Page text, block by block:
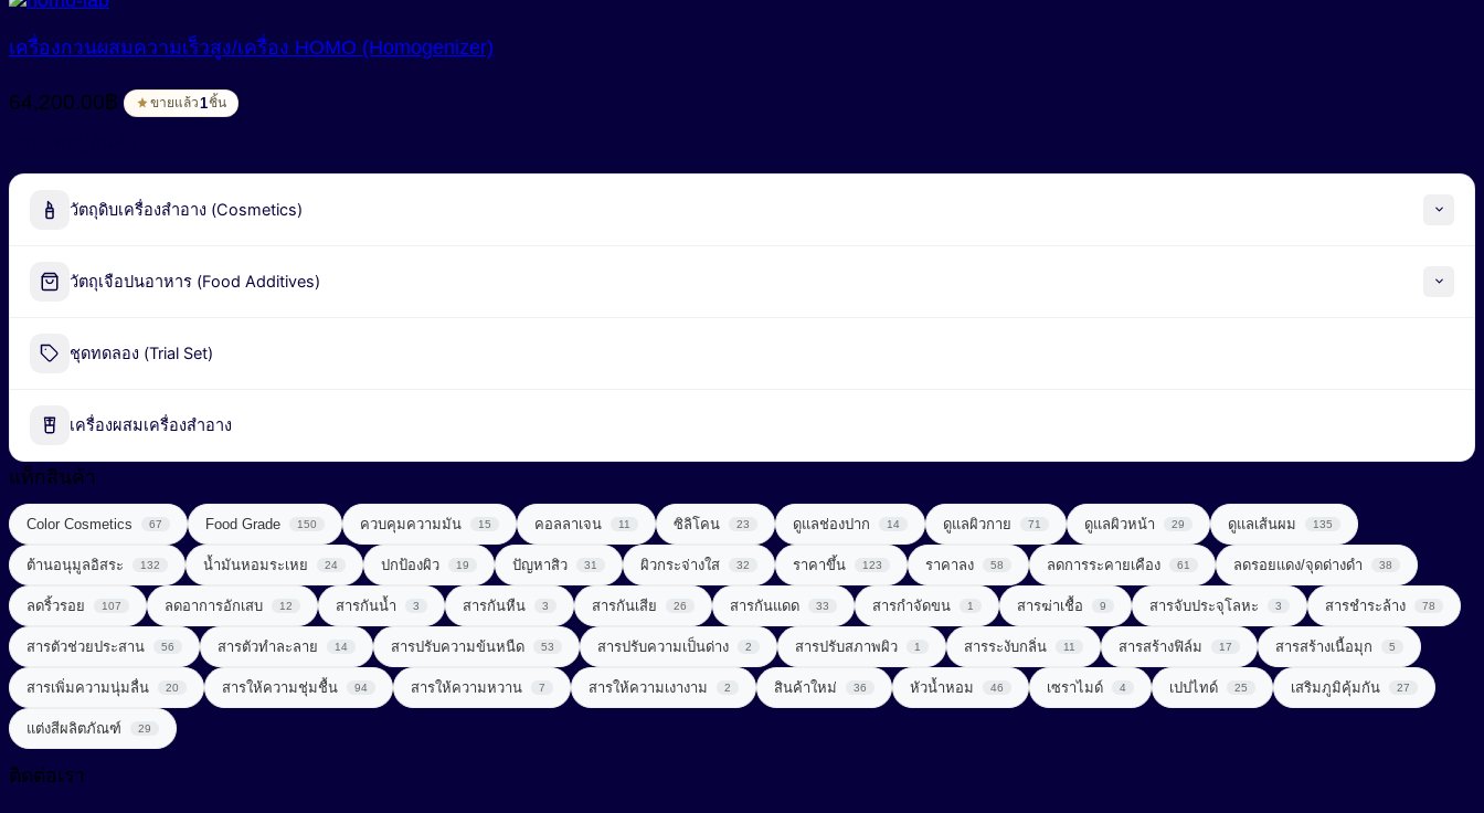
เครื่องกวนผสมความเร็วสูง/เครื่อง HOMO (Homogenizer)
64,200.00฿ ขายแล้ว1ชิ้น
วัตถุดิบเครื่องสำอาง (Cosmetics)
Alpha-Arbutin
น้ำมันธรรมชาติ (Natural Oil)
สารกันเสีย (Preservative)
สารกันแดด (Sunscreen)
Chemical Sunscreen
Physical Sunscreen
Sunscreening Agents
สารกำจัดขน (Depilatory Agent)
สารขัดถู (Abrasive Agent)
สารฆ่าเชื้อ (Disinfectant)
สารจัดแต่งทรงผม (Styling Agent)
วัตถุเจือปนอาหาร (Food Additives)
Industrial Fermentation Nutrient
กรดอะมิโน (Amino acids)
ผลิตภัณฑ์เสริมอาหาร (Food Supplements)
ลดการอักเสบ (Anti Inflammatory)
วิตามินซีจากธรรมชาติ (Natural Vitamin C)
วิตามินและแร่ธาตุ (Vitamins & Minerals)
สารควบคุมความเป็นกรด-ด่าง (Buffering Agent)
สารต้านอนุมูลอิสระ (Anti-oxidant)
สารทำให้เกิดเจล (Gelling Agent)
ชุดทดลอง (Trial Set)
เครื่องผสมเครื่องสำอาง
แท็กสินค้า
Color Cosmetics 67 Food Grade 150 ควบคุมความมัน 15 คอลลาเจน 11 ซิลิโคน 23 ดูแลช่องปาก 14 ดูแลผิวกาย 71 ดูแลผิวหน้า 29 ดูแลเส้นผม 135
ต้านอนุมูลอิสระ 132 น้ำมันหอมระเหย 24 ปกป้องผิว 19 ปัญหาสิว 31 ผิวกระจ่างใส 32 ราคาขึ้น 123 ราคาลง 58 ลดการระคายเคือง 61 ลดรอยแดง/จุดด่างดำ 38
ลดริ้วรอย 107 ลดอาการอักเสบ 12 สารกันน้ำ 3 สารกันหืน 3 สารกันเสีย 26 สารกันแดด 33 สารกำจัดขน 1 สารฆ่าเชื้อ 9 สารจับประจุโลหะ 3 สารชำระล้าง 78
สารตัวช่วยประสาน 56 สารตัวทำละลาย 14 สารปรับความข้นหนืด 53 สารปรับความเป็นด่าง 2 สารปรับสภาพผิว 1 สารระงับกลิ่น 11 สารสร้างฟิล์ม 17 สารสร้างเนื้อมุก 5
สารเพิ่มความนุ่มลื่น 20 สารให้ความชุ่มชื้น 94 สารให้ความหวาน 7 สารให้ความเงางาม 2 สินค้าใหม่ 36 หัวน้ำหอม 46 เซราไมด์ 4 เปปไทด์ 25 เสริมภูมิคุ้มกัน 27
แต่งสีผลิตภัณฑ์ 29
ติดต่อเรา